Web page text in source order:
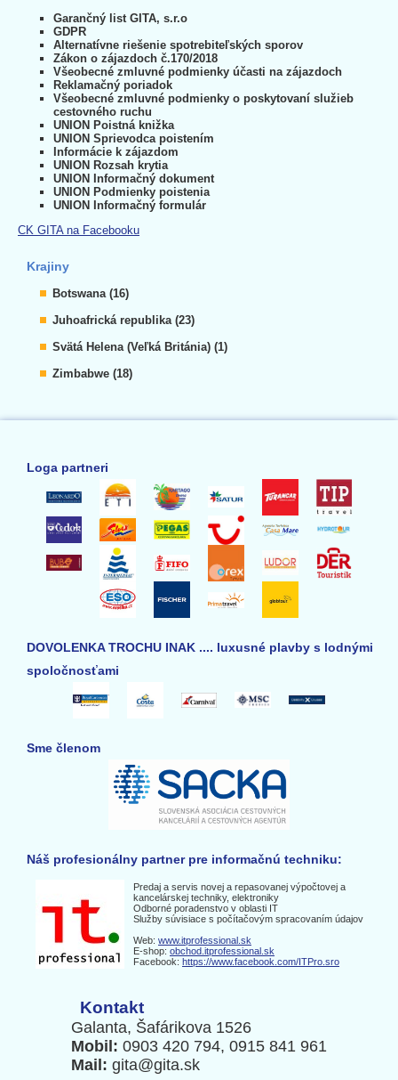
Garančný list GITA, s.r.o
GDPR
Alternatívne riešenie spotrebiteľských sporov
Zákon o zájazdoch č.170/2018
Všeobecné zmluvné podmienky účasti na zájazdoch
Reklamačný poriadok
Všeobecné zmluvné podmienky o poskytovaní služieb
cestovného ruchu
UNION Poistná knižka
UNION Sprievodca poistením
Informácie k zájazdom
UNION Rozsah krytia
UNION Informačný dokument
UNION Podmienky poistenia
UNION Informačný formulár
CK GITA na Facebooku
Krajiny
Botswana (16)
Juhoafrická republika (23)
Svätá Helena (Veľká Británia) (1)
Zimbabwe (18)
Loga partneri
DOVOLENKA TROCHU INAK .... luxusné plavby s lodnými
spoločnosťami
Sme členom
Náš profesionálny partner pre informačnú techniku:
Predaj a servis novej a repasovanej výpočtovej a
kancelárskej techniky, elektroniky
Odborné poradenstvo v oblasti IT
Služby súvisiace s počítačovým spracovaním údajov
Web: www.itprofessional.sk
E-shop: obchod.itprofessional.sk
Facebook: https://www.facebook.com/ITPro.sro
Kontakt
Galanta, Šafárikova 1526
Mobil: 0903 420 794, 0915 841 961
Mail: gita@gita.sk